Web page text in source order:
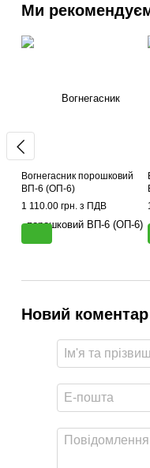
Ми
Вогнегасник порошковий
ВП-6 (ОП-6)
1 110.00 грн. з ПДВ
Новий коментар